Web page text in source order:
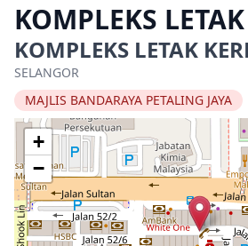
KOMPLEKS
KOMPLEKS LETAK
SELANGOR
MAJLIS BANDARAYA PETALING JAYA
+
−